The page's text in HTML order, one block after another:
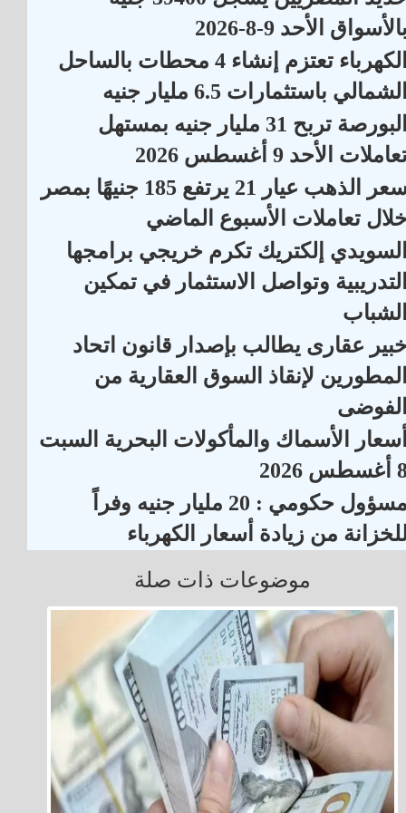
الأحد 9-8-2026
الكهرباء تعتزم إنشاء 4 محطات بالساحل
باستثمارات 6.5 مليار جنيه
البورصة تربح 31 مليار جنيه بمستهل
الأحد 9 أغسطس 2026
سعر الذهب عيار 21 يرتفع 185 جنيهًا بمصر
تعاملات الأسبوع الماضي
إلكتريك تكرم خريجي برامجها
وتواصل الاستثمار في تمكين
عقارى يطالب بإصدار قانون اتحاد
لإنقاذ السوق العقارية من
الأسماك والمأكولات البحرية السبت
2026
مسؤول حكومي : 20 مليار جنيه وفراً
من زيادة أسعار الكهرباء
موضوعات ذات صلة